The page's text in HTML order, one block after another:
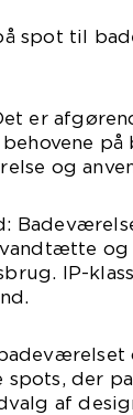
spot til
er
og
IP-
der
af